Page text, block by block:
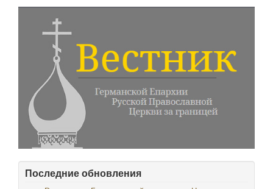
Последние обновления